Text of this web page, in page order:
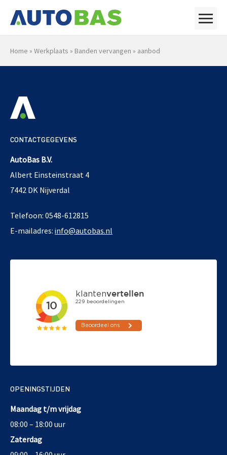
Home » Werkplaats » Banden vervangen » aanbod
CONTACTGEGEVENS
AutoBas B.V.
Albert Einsteinstraat 4
7442 DK Nijverdal
Telefoon: 0548-612815
E-mailadres: info@autobas.nl
OPENINGSTIJDEN
Maandag t/m vrijdag
08:00 – 18:00 uur
Zaterdag